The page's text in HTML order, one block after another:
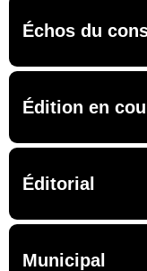
Échos du
Édition en
Éditorial
Municipal